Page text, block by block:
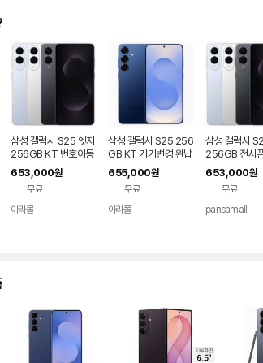
삼성 갤럭시 S25 엣지
256GB KT 번호이동
완납 80요금제
653,000원
무료
아라몰
삼성 갤럭시 S25 256
GB KT 기기변경 완납
655,000원
무료
아라몰
삼성 갤럭시
256GB 전시
호이동 완납
653,000원
무료
pansamall